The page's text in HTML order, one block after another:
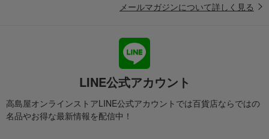
メールマガジンについて詳しく見る
LINE公式アカウント
高島屋オンラインストアLINE公式アカウントでは百貨店ならではの
名品やお得な最新情報を配信中！